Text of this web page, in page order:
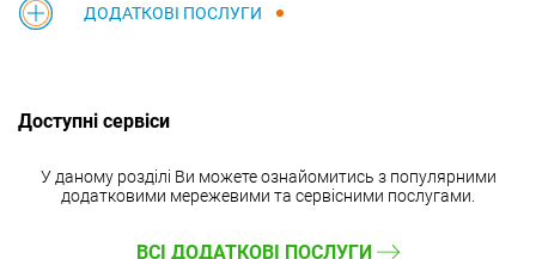
ДОДАТКОВІ ПОСЛУГИ
Доступні сервіси
У даному розділі Ви можете ознайомитись з популярними
додатковими мережевими та сервісними послугами.
ВСІ ДОДАТКОВІ ПОСЛУГИ